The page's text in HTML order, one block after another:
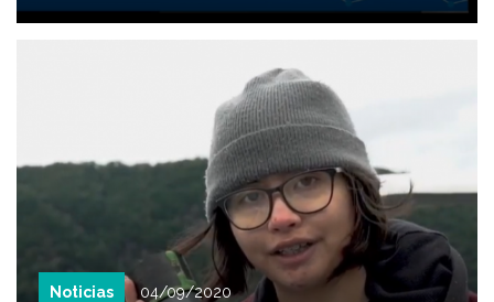
Noticias 04/09/2020